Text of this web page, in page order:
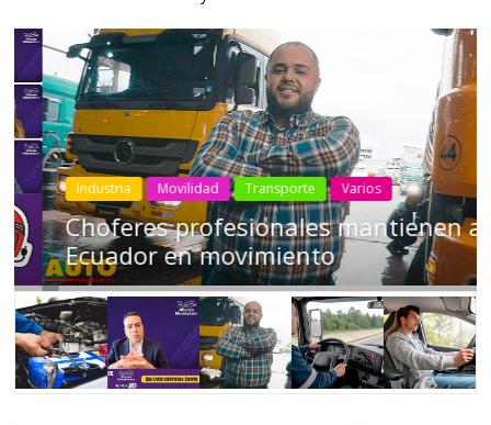
Industria Movilidad Transporte Varios
Choferes profesionales mantienen a
Ecuador en movimiento